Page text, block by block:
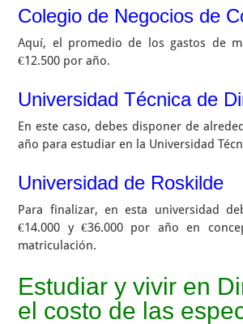
Colegio de Negocios de
Aquí, el promedio de los gastos de
€12.500 por año.
Universidad Técnica de
En este caso, debes disponer de
año para estudiar en la Universidad
Universidad de Roskilde
Para finalizar, en esta universidad
€14.000 y €36.000 por año en
matriculación.
Estudiar y vivir en
el costo de las